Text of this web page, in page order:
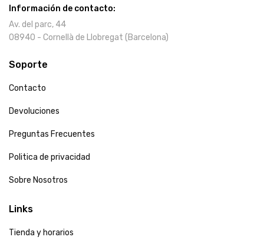
Información de contacto:
Av. del parc, 44
08940 - Cornellà de Llobregat (Barcelona)
Soporte
Contacto
Devoluciones
Preguntas Frecuentes
Politica de privacidad
Sobre Nosotros
Links
Tienda y horarios